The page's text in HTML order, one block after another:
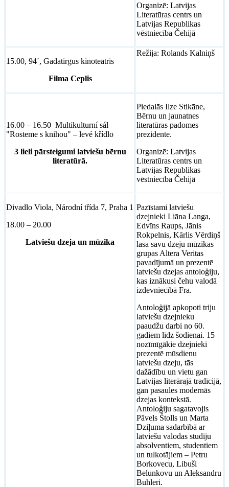
Organizē: Latvijas
Literatūras centrs un
Latvijas Republikas
vēstniecība Čehijā
15.00, 94´, Gadatirgus kinoteātris
Filma Ceplis
Režija: Rolands Kalniņš
16.00 – 16.50 Multikulturní sál
"Rosteme s knihou" – levé křídlo
3 lieli pārsteigumi latviešu bērnu
literatūrā.
Piedalās Ilze Stikāne,
Bērnu un jaunatnes
literatūras padomes
prezidente.
Organizē: Latvijas
Literatūras centrs un
Latvijas Republikas
vēstniecība Čehijā
Divadlo Viola, Národní třída 7, Praha 1
18.00 – 20.00
Latviešu dzeja un mūzika
Pazīstami latviešu
dzejnieki Liāna Langa,
Edvīns Raups, Jānis
Rokpelnis, Kārlis Vērdiņš
lasa savu dzeju mūzikas
grupas Altera Veritas
pavadījumā un prezentē
latviešu dzejas antoloģiju,
kas iznākusi čehu valodā
izdevniecībā Fra.
Antoloģijā apkopoti triju
latviešu dzejnieku
paaudžu darbi no 60.
gadiem līdz šodienai. 15
nozīmīgākie dzejnieki
prezentē mūsdienu
latviešu dzeju, tās
dažādību un vietu gan
Latvijas literārajā tradīcijā,
gan pasaules modernās
dzejas kontekstā.
Antoloģiju sagatavojis
Pāvels Štolls un Marta
Dziļuma sadarbībā ar
latviešu valodas studiju
absolventiem, studentiem
un tulkotājiem – Petru
Borkovecu, Libuši
Belunkovu un Aleksandru
Buhleri.